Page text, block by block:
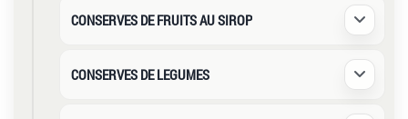
CONSERVES DE FRUITS AU SIROP Déplier
CONSERVES DE LEGUMES Déplier